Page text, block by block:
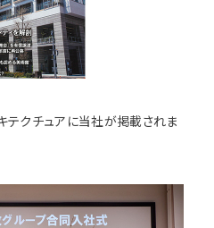
テクチュアに当社が掲載されま